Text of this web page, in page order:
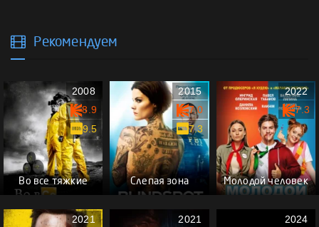
Рекомендуем
Во все тяжкие
2008
8.9
9.5
Слепая зона
2015
7.0
7.3
Молодой человек
2022
7.3
2021
2021
2024